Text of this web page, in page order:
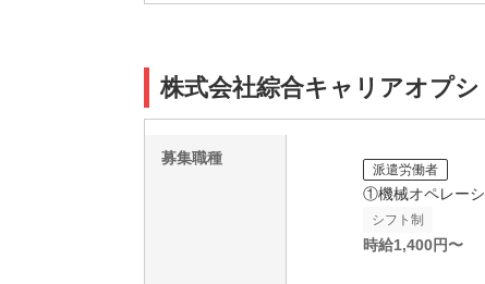
株式会社綜合キャリアオプ
募集職種
派遣労働者
①機械オペレー
シフト制
時給1,400円〜